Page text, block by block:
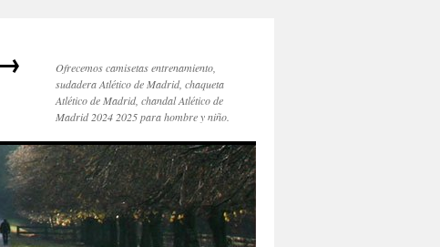
Ofrecemos camisetas entrenamiento,
sudadera Atlético de Madrid, chaqueta
Atlético de Madrid, chandal Atlético de
Madrid 2024 2025 para hombre y niño.